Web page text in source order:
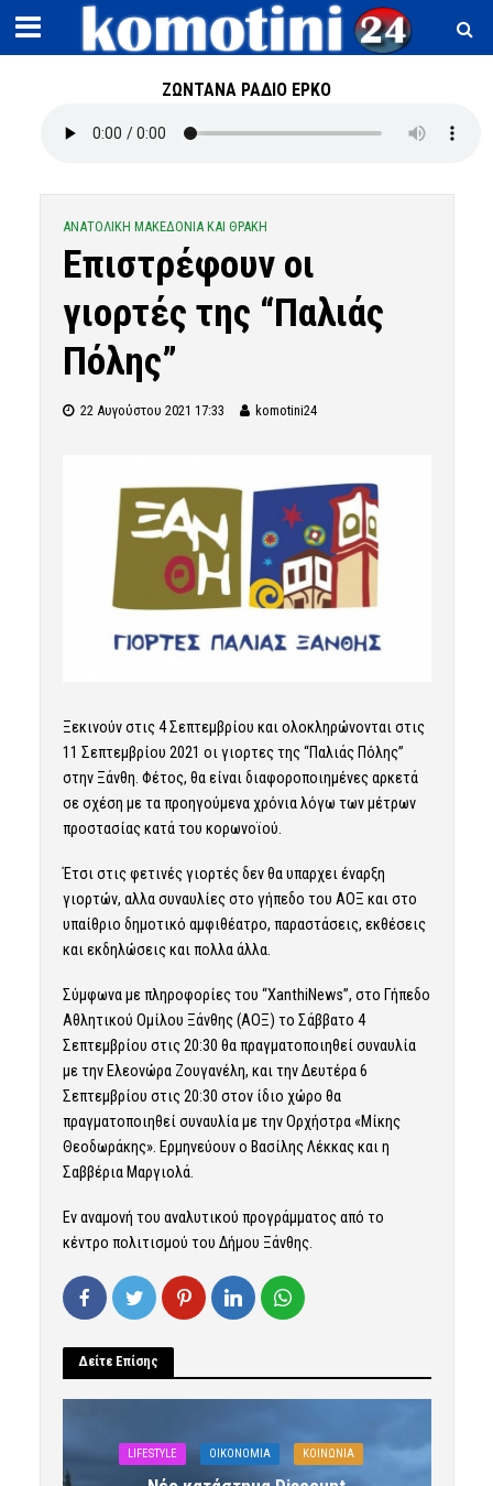
ΖΩΝΤΑΝΑ ΡΑΔΙΟ ΕΡΚΟ
ΑΝΑΤΟΛΙΚΗ ΜΑΚΕΔΟΝΙΑ ΚΑΙ ΘΡΑΚΗ
Επιστρέφουν οι
γιορτές της “Παλιάς
Πόλης”
22 Αυγούστου 2021 17:33 komotini24
Ξεκινούν στις 4 Σεπτεμβρίου και ολοκληρώνονται στις
11 Σεπτεμβρίου 2021 οι γιορτες της “Παλιάς Πόλης”
στην Ξάνθη. Φέτος, θα είναι διαφοροποιημένες αρκετά
σε σχέση με τα προηγούμενα χρόνια λόγω των μέτρων
προστασίας κατά του κορωνοϊού.
Έτσι στις φετινές γιορτές δεν θα υπαρχει έναρξη
γιορτών, αλλα συναυλίες στο γήπεδο του ΑΟΞ και στο
υπαίθριο δημοτικό αμφιθέατρο, παραστάσεις, εκθέσεις
και εκδηλώσεις και πολλα άλλα.
Σύμφωνα με πληροφορίες του “XanthiNews”, στο Γήπεδο
Αθλητικού Ομίλου Ξάνθης (ΑΟΞ) το Σάββατο 4
Σεπτεμβρίου στις 20:30 θα πραγματοποιηθεί συναυλία
με την Ελεονώρα Ζουγανέλη, και την Δευτέρα 6
Σεπτεμβρίου στις 20:30 στον ίδιο χώρο θα
πραγματοποιηθεί συναυλία με την Ορχήστρα «Μίκης
Θεοδωράκης». Ερμηνεύουν ο Βασίλης Λέκκας και η
Σαββέρια Μαργιολά.
Εν αναμονή του αναλυτικού προγράμματος από το
κέντρο πολιτισμού του Δήμου Ξάνθης.
Δείτε Επίσης
LIFESTYLE OIKONOMIA ΚΟΙΝΩΝΙΑ